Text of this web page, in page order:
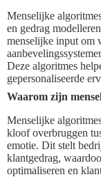
Menselijke
en gedrag
menselijke input om
Deze algoritmes
gepersonaliseerde
Waarom zijn
Menselijke
kloof overbruggen
emotie. Dit stelt
klantgedrag,
optimaliseren en